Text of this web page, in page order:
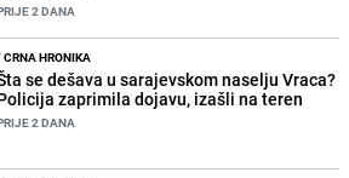
2 DANA
CRNA HRONIKA
se dešava u sarajevskom naselju Vraca?
zaprimila dojavu, izašli na teren
2 DANA